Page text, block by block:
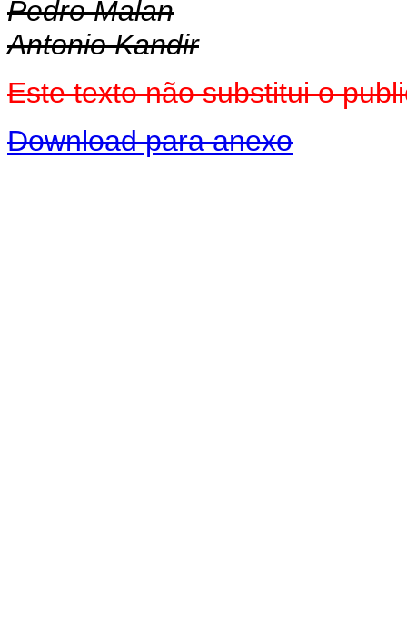
Pedro Malan
Antonio Kandir
Este texto não substitui o
Download para anexo